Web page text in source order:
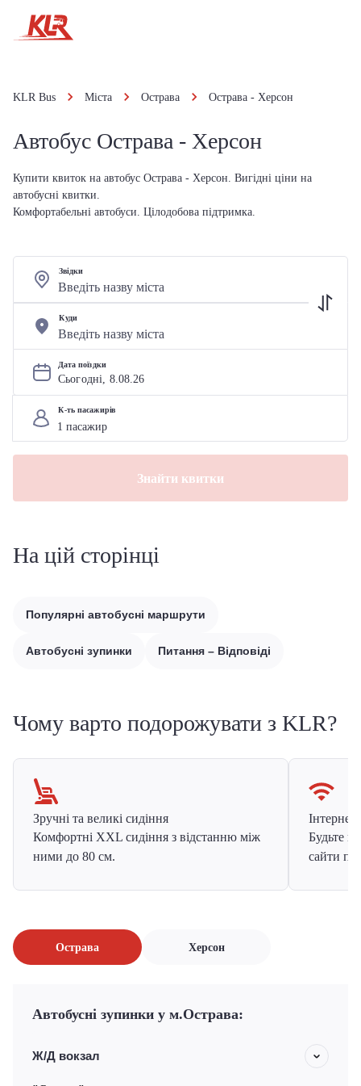
KLR Bus Міста Острава Острава - Херсон
Автобус Острава - Херсон
Купити квиток на автобус Острава - Херсон. Вигідні ціни на
автобусні квитки.
Комфортабельні автобуси. Цілодобова підтримка.
Звідки
Куди
Дата поїздки
Сьогодні, 8.08.26
К-ть пасажирів
Знайти квитки
На цій сторінці
Популярні автобусні маршрути
Автобусні зупинки Питання – Відповіді
Чому варто подорожувати з KLR?
Зручні та великі сидіння
Комфортні XXL сидіння з відстанню між
ними до 80 см.
Інтернет
Будьте
сайти
Острава Херсон
Автобусні зупинки у м.Острава:
Ж/Д вокзал